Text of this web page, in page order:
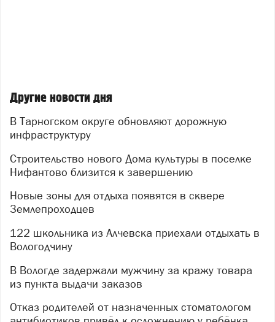
Другие новости дня
В Тарногском округе обновляют дорожную
инфраструктуру
Строительство нового Дома культуры в поселке
Нифантово близится к завершению
Новые зоны для отдыха появятся в сквере
Землепроходцев
122 школьника из Алчевска приехали отдыхать в
Вологодчину
В Вологде задержали мужчину за кражу товара
из пункта выдачи заказов
Отказ родителей от назначенных стоматологом